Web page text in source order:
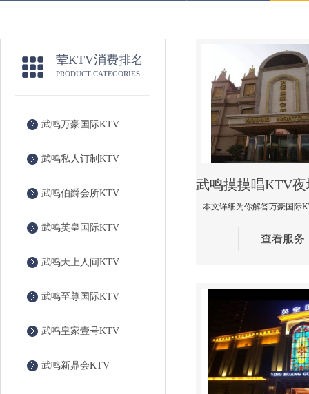
荤KTV消费排名
PRODUCT CATEGORIES
武鸣万豪国际KTV
武鸣私人订制KTV
武鸣伯爵会所KTV
武鸣英皇国际KTV
武鸣天上人间KTV
武鸣至尊国际KTV
武鸣皇家壹号KTV
武鸣新鼎会KTV
查看服务